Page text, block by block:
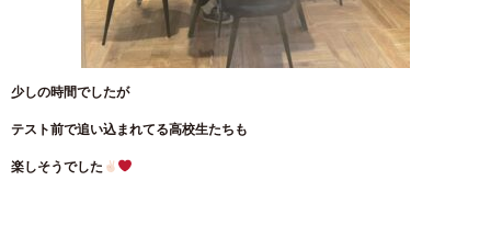
少しの時間でしたが
テスト前で追い込まれてる高校生たちも
楽しそうでした